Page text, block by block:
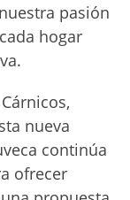
pasión
hogar
nueva
continúa
ofrecer